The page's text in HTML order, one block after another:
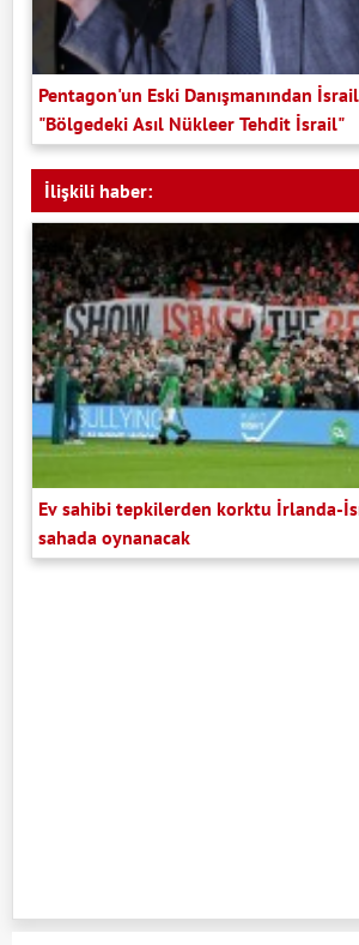
Pentagon'un Eski Danışmanından
"Bölgedeki Asıl Nükleer Tehdit İsrail"
İlişkili haber:
Ev sahibi tepkilerden korktu İrlanda-
sahada oynanacak